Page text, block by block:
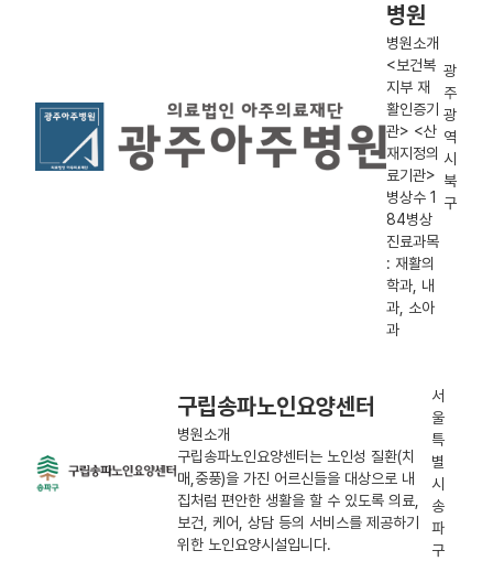
병원
병원소개
<보건복
지부 재
활인증기
관> <산
재지정의
료기관>
병상수 1
84병상
진료과목
: 재활의
학과, 내
과, 소아
과
광
주
광
역
시
북
구
구립송파노인요양센터
병원소개
구립송파노인요양센터는 노인성 질환(치
매,중풍)을 가진 어르신들을 대상으로 내
집처럼 편안한 생활을 할 수 있도록 의료,
보건, 케어, 상담 등의 서비스를 제공하기
위한 노인요양시설입니다.
서
울
특
별
시
송
파
구